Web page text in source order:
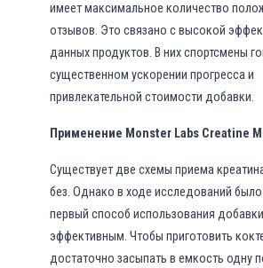
имеет максимальное количество
отзывов. Это связано с высокой
данных продуктов. В них спортсмены
существенном ускорении прогресса и
привлекательной стоимости добавки.
Применение Monster Labs Creatine
Существует две схемы приема
без. Однако в ходе исследований
первый способ использования
эффективным. Чтобы приготовить
достаточно засыпать в емкость одну